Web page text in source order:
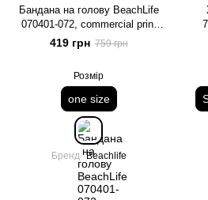
Бандана на голову BeachLife
070401-072, commercial print
(принт), one size
419 грн 759 грн
Розмір
one size
Бренд Beachlife